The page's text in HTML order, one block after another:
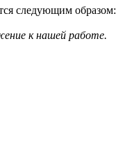
следующим образом:
к нашей работе.